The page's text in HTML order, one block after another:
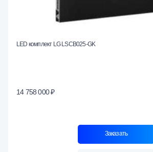
LED комплект LG LSCB025-GK
14 758 000 ₽
Заказать